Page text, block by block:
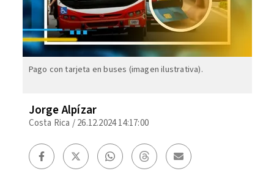
Pago con tarjeta en buses (imagen ilustrativa).
Jorge Alpízar
Costa Rica /26.12.2024 14:17:00